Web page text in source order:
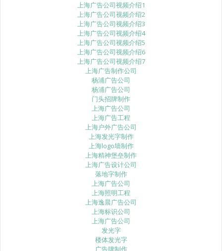
上海广告公司视频介绍1
上海广告公司视频介绍2
上海广告公司视频介绍3
上海广告公司视频介绍4
上海广告公司视频介绍5
上海广告公司视频介绍6
上海广告公司视频介绍7
上海广告制作公司
杨浦广告公司
杨浦广告公司
门头招牌制作
上海广告公司
上海广告工程
上海户外广告公司
上海发光字制作
上海logo墙制作
上海精神堡垒制作
上海广告设计公司
落地字制作
上海广告公司
上海照明工程
上海逸晨广告公司
上海标识公司
上海广告公司
发光字
楼体发光字
广告牌制作